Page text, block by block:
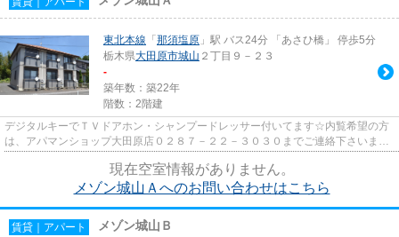
東北本線 「 那須塩原 」駅 バス24分 「あさひ橋」 停歩5分
栃木県大田原市城山 ２丁目９－２３
-
築年数：築22年
階数：2階建
デジタルキーでＴＶドアホン・シャンプードレッサー付いてます☆内覧希望の方
は、アパマンショップ大田原店０２８７－２２－３０３０までご連絡下さいませ
現在空室情報がありません。
メゾン城山Ａへのお問い合わせはこちら
賃貸｜アパート メゾン城山Ｂ